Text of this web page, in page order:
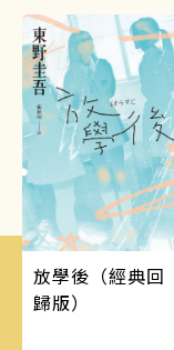
放學後（經典回
歸版）